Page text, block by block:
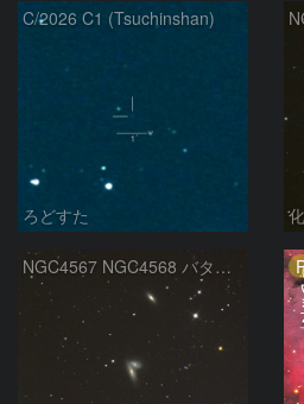
C/2026 C1 (Tsuchinshan)
ろどすた
NGC4567 NGC4568 バタフライ銀河 おとめ座